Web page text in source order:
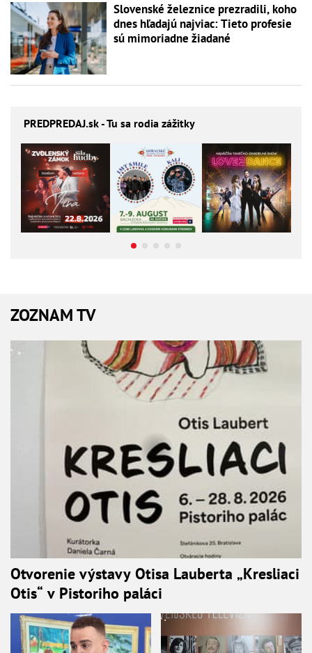
Slovenské železnice prezradili, koho
dnes hľadajú najviac: Tieto profesie
sú mimoriadne žiadané
PREDPREDAJ.sk - Tu sa rodia zážitky
ZOZNAM TV
Otvorenie výstavy Otisa Lauberta „Kresliaci
Otis“ v Pistoriho paláci